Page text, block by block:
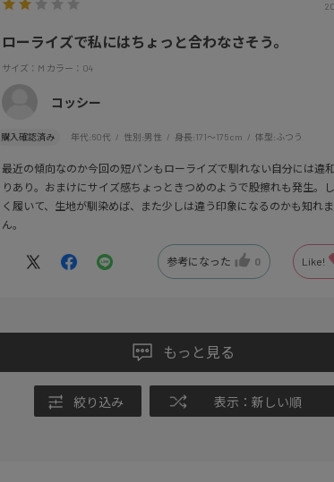
ローライズで私にはちょっと合わなさそう。
サイズ：M カラー：04
コッシー
購入確認済み 年代:60代 性別:男性 身長:171～175cm 体型:ふつう
最近の傾向なのか今回の短パンもローライズで馴れない自分には違
りあり。おまけにサイズ感ちょっときつめのようで股擦れも発生。
く履いて、生地が馴染めば、また少しは違う印象になるのかも知れ
ん。
参考になった 0 Like!
もっと見る
絞り込み 表示：新しい順